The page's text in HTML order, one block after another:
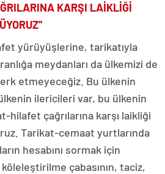
KARŞI LAİKLİĞİ
yürüyüşlerine, tarikatıyla
meydanları da ülkemizi de
etmeyeceğiz. Bu ülkenin
ilericileri var, bu ülkenin
çağrılarına karşı laikliği
Tarikat-cemaat yurtlarında
hesabını sormak için
çabasının, taciz,